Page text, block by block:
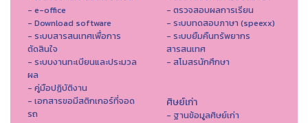
- e-office
- Download software
- ระบบสารสนเทศเพื่อการ
ตัดสินใจ
- ระบบงานทะเบียนและประมวล
ผล
- คู่มือปฏิบัติงาน
- เอกสารขอมีสติกเกอร์ที่จอด
รถ
- ตรวจสอบผลการเรียน
- ระบบทดสอบภาษา (speexx)
- ระบบยืมคืนทรัพยากร
สารสนเทศ
- สโมสรนักศึกษา
ศิษย์เก่า
- ฐานข้อมูลศิษย์เก่า